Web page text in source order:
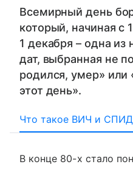
Всемирный день
который, начиная с
1 декабря – одна
дат, выбранная не
родился, умер» или
этот день».
Что такое ВИЧ и
В конце 80-х стало